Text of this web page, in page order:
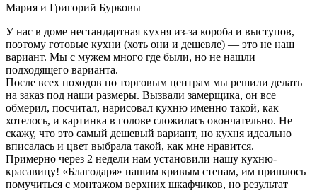
Мария и Григорий Бурковы
У нас в доме нестандартная кухня из-за короба и выступов,
поэтому готовые кухни (хоть они и дешевле) — это не наш
вариант. Мы с мужем много где были, но не нашли
подходящего варианта.
После всех походов по торговым центрам мы решили делать
на заказ под наши размеры. Вызвали замерщика, он все
обмерил, посчитал, нарисовал кухню именно такой, как
хотелось, и картинка в голове сложилась окончательно. Не
скажу, что это самый дешевый вариант, но кухня идеально
вписалась и цвет выбрала такой, как мне нравится.
Примерно через 2 недели нам установили нашу кухню-
красавицу! «Благодаря» нашим кривым стенам, им пришлось
помучиться с монтажом верхних шкафчиков, но результат